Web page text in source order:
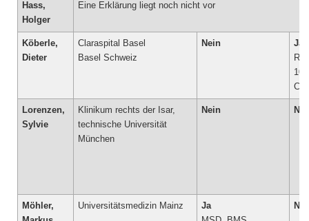
Hass,
Holger
Eine Erklärung liegt noch nicht vor
Köberle,
Dieter
Claraspital Basel
Basel Schweiz
Nein
Ja
Lorenzen,
Sylvie
Klinikum rechts der Isar,
technische Universität
München
Nein
Möhler,
Universitätsmedizin Mainz
Ja